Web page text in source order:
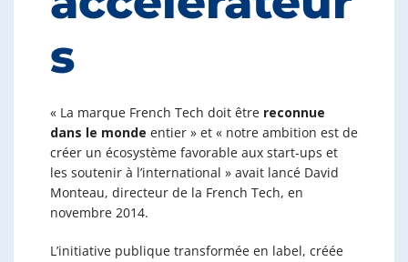
s
« La marque French Tech doit être reconnue
dans le monde entier » et « notre ambition est de
créer un écosystème favorable aux start-ups et
les soutenir à l’international » avait lancé David
Monteau, directeur de la French Tech, en
novembre 2014.
L’initiative publique transformée en label, créée